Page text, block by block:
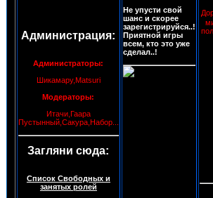
Администрация:
Администраторы:
Шикамару,Matsuri
Модераторы:
Итачи,Гаара
Пустынный,Сакура,Набор...
Загляни сюда:
Список Свободных и
занятых ролей
Не упусти свой
шанс и скорее
зарегистрируйся..!
Приятной игры
всем, кто это уже
сделал..!